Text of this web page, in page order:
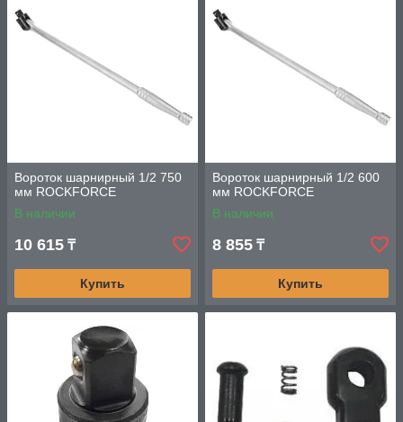
Вороток шарнирный 1/2 750
мм ROCKFORCE
В наличии
10 615 ₸
Купить
Вороток шарнирный 1/2 600
мм ROCKFORCE
В наличии
8 855 ₸
Купить